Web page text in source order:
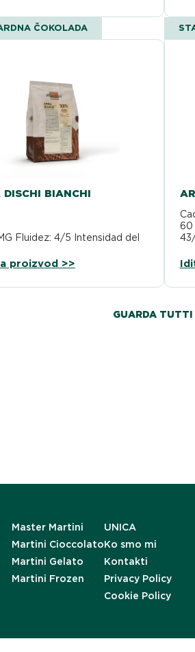
ČOKOLADA
DISCHI BIANCHI
Fluidez: 4/5 Intensidad del
proizvod >>
GUARDA
Master Martini
Martini Cioccolato
Martini Gelato
Martini Frozen
UNICA
Ko smo mi
Kontakti
Privacy Policy
Cookie Policy